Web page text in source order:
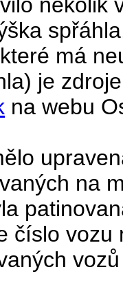
má
je
na webu
na
číslo